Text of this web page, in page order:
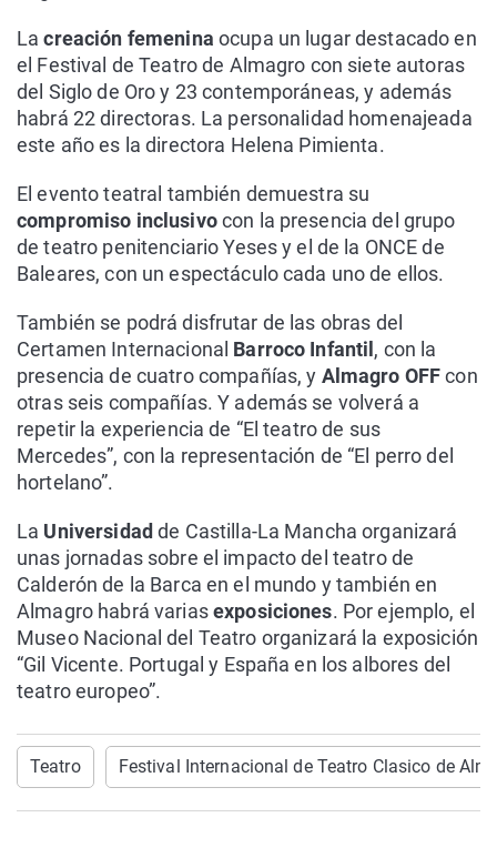
Lacreación femenina ocupa un lugar destacado en
el Festival de Teatro de Almagro con siete autoras
del Siglo de Oro y 23 contemporáneas, y además
habrá 22 directoras. La personalidad homenajeada
este año es la directora Helena Pimienta.
El evento teatral también demuestra su
compromiso inclusivocon la presencia del grupo
de teatro penitenciario Yeses y el de la ONCE de
Baleares, con un espectáculo cada uno de ellos.
También se podrá disfrutar de las obras del
Certamen Internacional Barroco Infantil , con la
presencia de cuatro compañías, y Almagro OFFcon
otras seis compañías. Y además se volverá a
repetir la experiencia de “El teatro de sus
Mercedes”, con la representación de “El perro del
hortelano”.
La Universidad de Castilla-La Mancha organizará
unas jornadas sobre el impacto del teatro de
Calderón de la Barca en el mundo y también en
Almagro habrá variasexposiciones. Por ejemplo, el
Museo Nacional del Teatro organizará la exposición
“Gil Vicente. Portugal y España en los albores del
teatro europeo”.
Teatro Festival Internacional de Teatro Clasico de